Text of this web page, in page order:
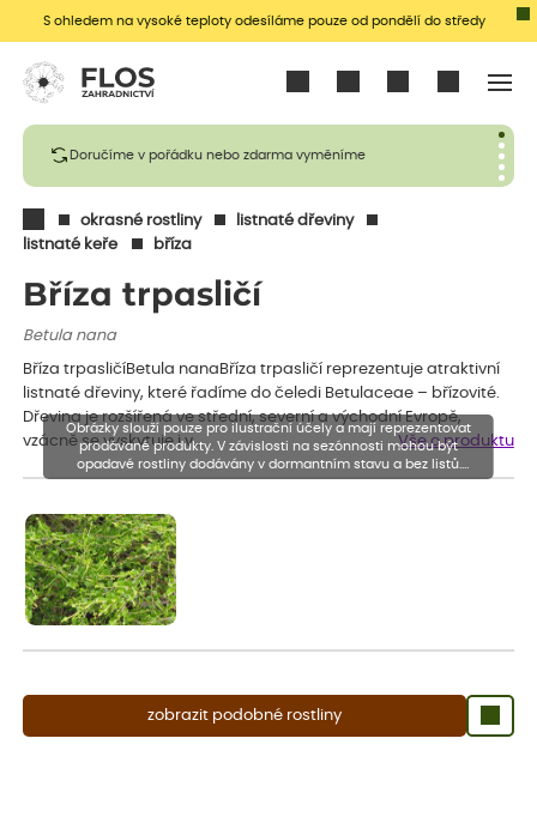
S ohledem na vysoké teploty odesíláme pouze od pondělí do středy
Doručíme v pořádku nebo zdarma vyměníme
okrasné rostliny
listnaté dřeviny
listnaté keře
bříza
Bříza trpasličí
Betula nana
Bříza trpasličíBetula nanaBříza trpasličí reprezentuje atraktivní
listnaté dřeviny, které řadíme do čeledi Betulaceae – břízovité.
Dřevina je rozšířená ve střední, severní a východní Evropě,
vzácně se vyskytuje i v…
Vše o produktu
zobrazit podobné rostliny
Obrázky slouží pouze pro ilustrační účely a mají reprezentovat
prodávané produkty. V závislosti na sezónnosti mohou být
opadavé rostliny dodávány v dormantním stavu a bez listů.
Rostliny mohou být také sestřiženy níže, než je uvedená výška,